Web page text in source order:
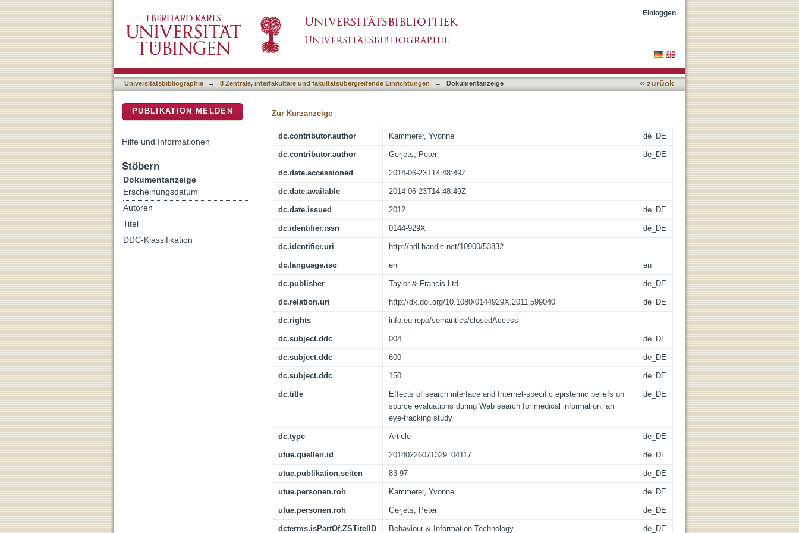
Effects of search interface and Internet-specific epistemic beliefs on source evaluations during
Web search for medical information: an eye-tracking study
Einloggen
Universitätsbibliographie → 8 Zentrale, interfakultäre und fakultätsübergreifende Einrichtungen → Dokumentanzeige « zurück
Zur Kurzanzeige
dc.contributor.author Kammerer, Yvonne de_DE
dc.contributor.author Gerjets, Peter de_DE
dc.date.accessioned 2014-06-23T14:48:49Z
dc.date.available 2014-06-23T14:48:49Z
dc.date.issued 2012 de_DE
dc.identifier.issn 0144-929X de_DE
dc.identifier.uri http://hdl.handle.net/10900/53832
dc.language.iso en en
dc.publisher Taylor & Francis Ltd de_DE
dc.relation.uri http://dx.doi.org/10.1080/0144929X.2011.599040 de_DE
dc.rights info:eu-repo/semantics/closedAccess
dc.subject.ddc 004 de_DE
dc.subject.ddc 600 de_DE
dc.subject.ddc 150 de_DE
dc.title
Effects of search interface and Internet-specific epistemic beliefs on
source evaluations during Web search for medical information: an
eye-tracking study
de_DE
dc.type Article de_DE
utue.quellen.id 20140226071329_04117 de_DE
utue.publikation.seiten 83-97 de_DE
utue.personen.roh Kammerer, Yvonne de_DE
utue.personen.roh Gerjets, Peter de_DE
dcterms.isPartOf.ZSTitelID Behaviour & Information Technology de_DE
PUBLIKATION MELDEN
Hilfe und Informationen
Stöbern
Dokumentanzeige
Erscheinungsdatum
Autoren
Titel
DDC-Klassifikation